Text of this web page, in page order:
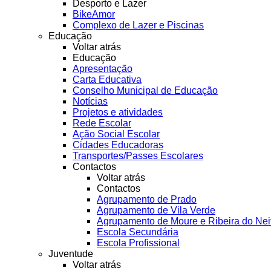
Desporto e Lazer
BikeAmor
Complexo de Lazer e Piscinas
Educação
Voltar atrás
Educação
Apresentação
Carta Educativa
Conselho Municipal de Educação
Notícias
Projetos e atividades
Rede Escolar
Ação Social Escolar
Cidades Educadoras
Transportes/Passes Escolares
Contactos
Voltar atrás
Contactos
Agrupamento de Prado
Agrupamento de Vila Verde
Agrupamento de Moure e Ribeira do
Escola Secundária
Escola Profissional
Juventude
Voltar atrás